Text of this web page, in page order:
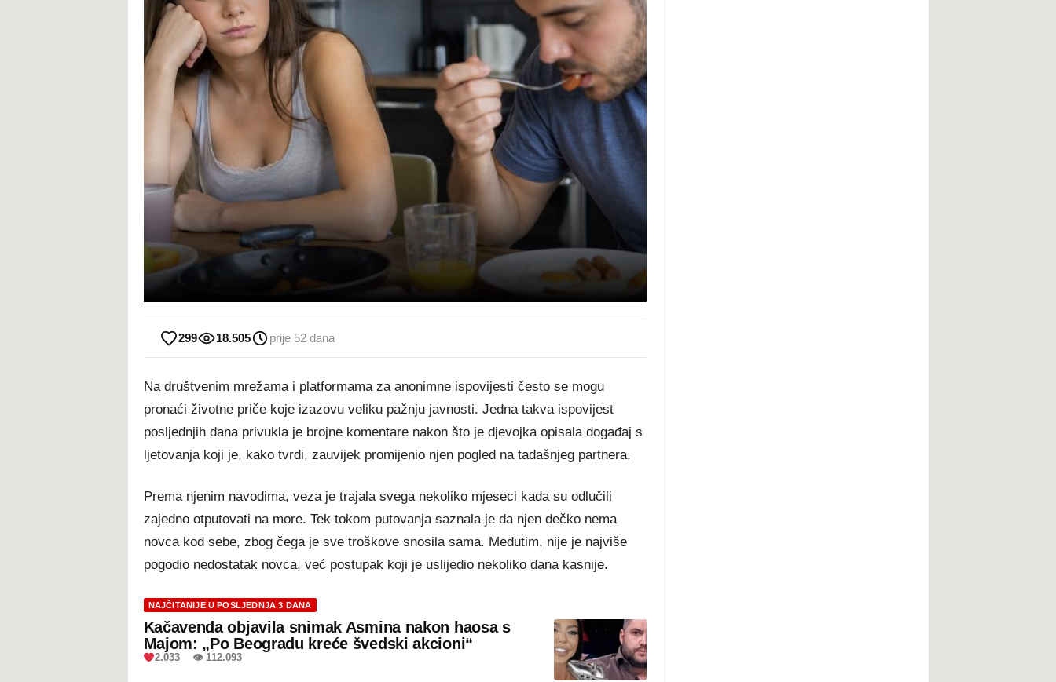
299 18.505 prije 52 dana
Na društvenim mrežama i platformama za anonimne ispovijesti često se mogu
pronaći životne priče koje izazovu veliku pažnju javnosti. Jedna takva ispovijest
posljednjih dana privukla je brojne komentare nakon što je djevojka opisala događaj s
ljetovanja koji je, kako tvrdi, zauvijek promijenio njen pogled na tadašnjeg partnera.
Prema njenim navodima, veza je trajala svega nekoliko mjeseci kada su odlučili
zajedno otputovati na more. Tek tokom putovanja saznala je da njen dečko nema
novca kod sebe, zbog čega je sve troškove snosila sama. Međutim, nije je najviše
pogodio nedostatak novca, već postupak koji je uslijedio nekoliko dana kasnije.
NAJČITANIJE U POSLJEDNJA 3 DANA
Kačavenda objavila snimak Asmina nakon haosa s
Majom: „Po Beogradu kreće švedski akcioni“
2.033 👁 112.093